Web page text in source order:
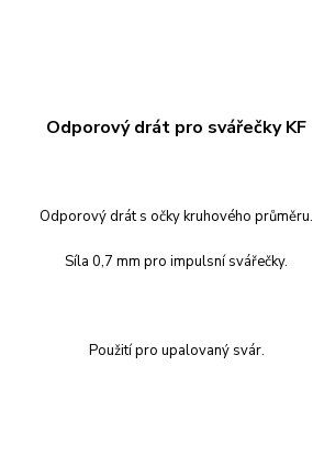
Odporový drát pro svářečky KF
Odporový drát s očky kruhového průměru.
Síla 0,7 mmpro impulsní svářečky.
Použití pro upalovaný svár.